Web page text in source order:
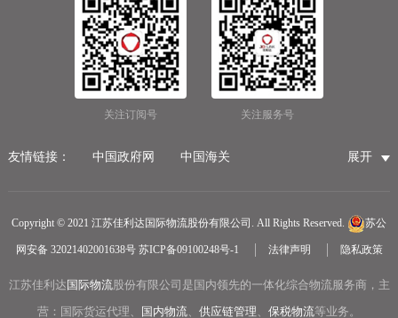
关注订阅号 关注服务号
友情链接： 展开
中国政府网
中国海关
无锡海运代理
无锡仓储服务公司
无锡航空货运
医疗器械第三方仓储
中越物流专线
中欧铁路货运
Copyright © 2021 江苏佳利达国际物流股份有限公司. All Rights Reserved. 苏公
网安备 32021402001638号 苏ICP备09100248号-1 法律声明 隐私政策
江苏佳利达 国际物流股份有限公司是国内领先的一体化综合物流服务商，主
营：国际货运代理、
国内物流、 供应链管理 、 保税物流等业务。